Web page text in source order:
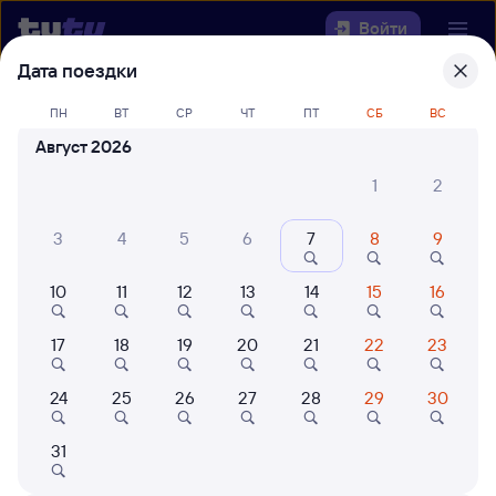
Войти
Выберите день, чтобы найтиж/д
билеты Черемхово — Аша
42 млн путешествуют с
Когда
Кто едет
Дата поездки
ПН ВТ СР ЧТ ПТ СБ ВС
Август 2026
1
2
3 4 5 6 7 8 9
10 11 12 13 14 15 16
17 18 19 20 21 22 23
24 25 26 27 28 29 30
31